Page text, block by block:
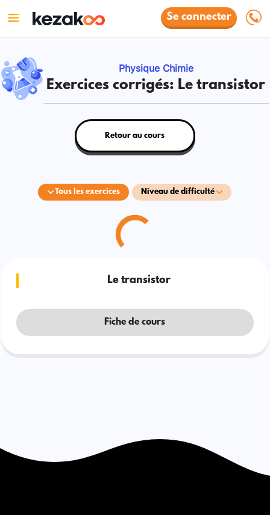
Se connecter
Physique Chimie
Exercices corrigés: Le transistor
Tous les exercices Niveau de difficulté
Retour au cours
Le transistor
Fiche de cours